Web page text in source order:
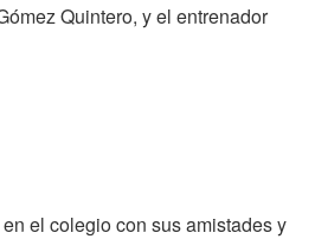
Quintero, y el entrenador
el colegio con sus amistades y